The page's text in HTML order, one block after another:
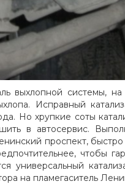
выхлопной системы,
Исправный
Но хрупкие соты
в автосервис.
проспект,
чтобы
универсальный
на пламегаситель